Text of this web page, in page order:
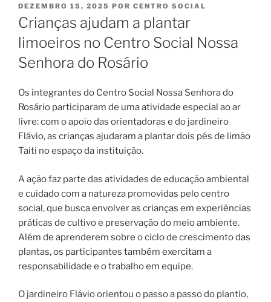
PUBLICADO
EM
DEZEMBRO 15, 2025 POR CENTRO SOCIAL
Crianças ajudam a plantar
limoeiros no Centro Social Nossa
Senhora do Rosário
Os integrantes do Centro Social Nossa Senhora do
Rosário participaram de uma atividade especial ao ar
livre: com o apoio das orientadoras e do jardineiro
Flávio, as crianças ajudaram a plantar dois pés de limão
Taiti no espaço da instituição.
A ação faz parte das atividades de educação ambiental
e cuidado com a natureza promovidas pelo centro
social, que busca envolver as crianças em experiências
práticas de cultivo e preservação do meio ambiente.
Além de aprenderem sobre o ciclo de crescimento das
plantas, os participantes também exercitam a
responsabilidade e o trabalho em equipe.
O jardineiro Flávio orientou o passo a passo do plantio,